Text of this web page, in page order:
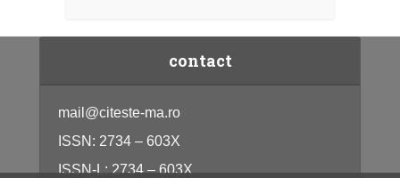
contact
mail@citeste-ma.ro
ISSN: 2734 – 603X
ISSN-L: 2734 – 603X